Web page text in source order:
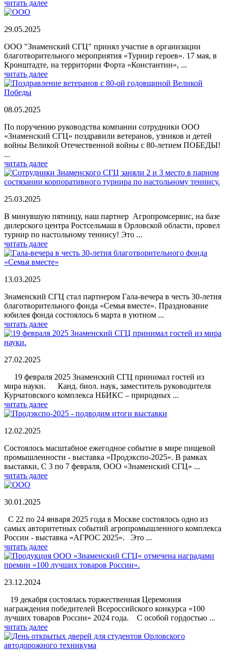
читать далее
29.05.2025
ООО "Знаменский СГЦ" принял участие в организации
благотворительного мероприятия «Турнир героев». 17 мая, в
Кронштадте, на территории Форта «Константин», ...
читать далее
08.05.2025
По поручению руководства компании сотрудники ООО
«Знаменский СГЦ» поздравили ветеранов, узников и детей
войны Великой Отечественной войны с 80-летием ПОБЕДЫ!
...
читать далее
25.03.2025
В минувшую пятницу, наш партнер Агропромсервис, на базе
дилерского центра Ростсельмаш в Орловской области, провел
турнир по настольному теннису! Это ...
читать далее
13.03.2025
Знаменский СГЦ стал партнером Гала-вечера в честь 30-летия
благотворительного фонда «Семья вместе». Празднование
юбилея фонда состоялось 6 марта в уютном ...
читать далее
27.02.2025
19 февраля 2025 Знаменский СГЦ принимал гостей из
мира науки. Канд. биол. наук, заместитель руководителя
Курчатовского комплекса НБИКС – природных ...
читать далее
12.02.2025
Состоялось масштабное ежегодное событие в мире пищевой
промышленности - выставка «Продэкспо-2025». В рамках
выставки, С 3 по 7 февраля, ООО «Знаменский СГЦ» ...
читать далее
30.01.2025
С 22 по 24 января 2025 года в Москве состоялось одно из
самых авторитетных событий агропромышленного комплекса
России - выставка «АГРОС 2025». Это ...
читать далее
23.12.2024
19 декабря состоялась торжественная Церемония
награждения победителей Всероссийского конкурса «100
лучших товаров России» 2024 года. С особой гордостью ...
читать далее